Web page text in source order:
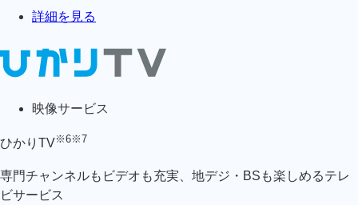
詳細を見る
映像サービス
ひかりTV ※6※7
専門チャンネルもビデオも充実、地デジ・BSも楽しめるテレ
ビサービス